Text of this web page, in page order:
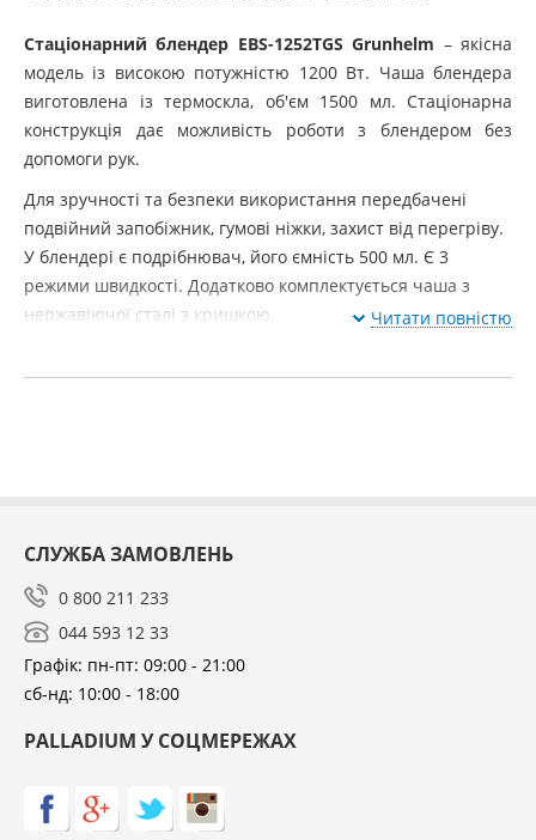
Стаціонарний блендер EBS-1252TGS Grunhelm – якісна
модель із високою потужністю 1200 Вт. Чаша блендера
виготовлена ​​із термоскла, об'єм 1500 мл. Стаціонарна
конструкція дає можливість роботи з блендером без
допомоги рук.
Для зручності та безпеки використання передбачені
подвійний запобіжник, гумові ніжки, захист від перегріву.
У блендері є подрібнювач, його ємність 500 мл. Є 3
режими швидкості. Додатково комплектується чаша з
нержавіючої сталі з кришкою.
Читати повністю
СЛУЖБА ЗАМОВЛЕНЬ
0 800 211 233
044 593 12 33
Графік: пн-пт: 09:00 - 21:00
сб-нд: 10:00 - 18:00
PALLADIUM У СОЦМЕРЕЖАХ